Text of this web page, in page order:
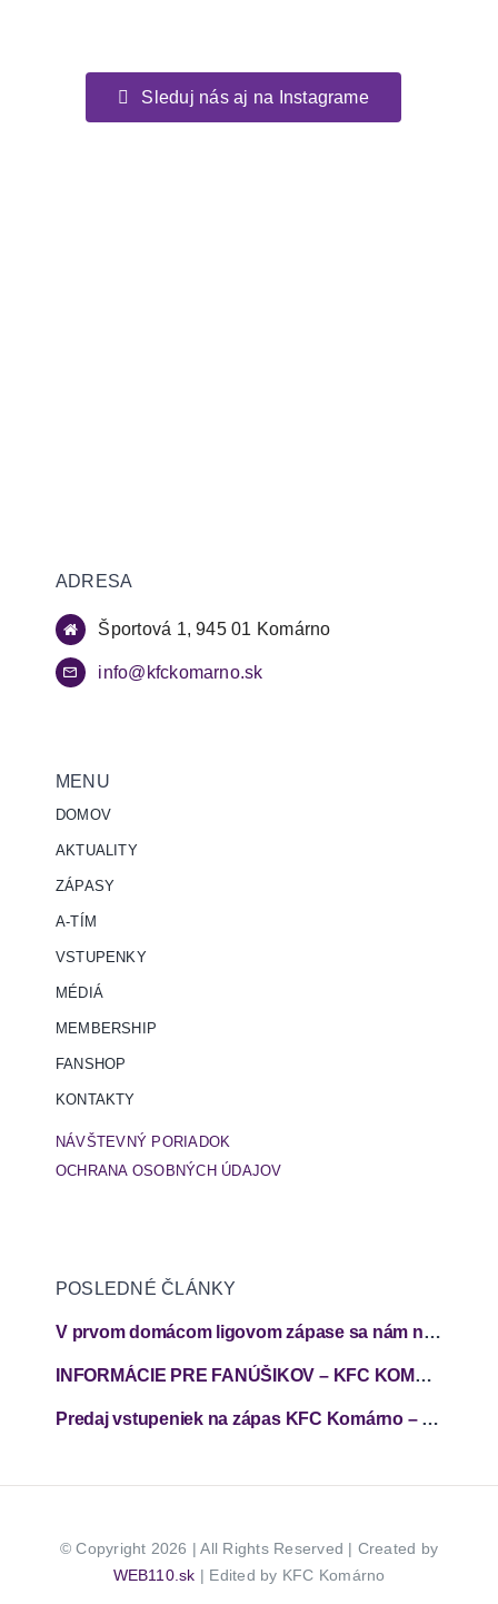
Sleduj nás aj na Instagrame
ADRESA
Športová 1, 945 01 Komárno
info@kfckomarno.sk
POSLEDNÉ ČLÁNKY
V prvom domácom ligovom zápase sa nám nepodarilo zabodovať
INFORMÁCIE PRE FANÚŠIKOV – KFC KOMÁRNO – FC SPARTAK TRNAVA
Predaj vstupeniek na zápas KFC Komárno – FC Spartak Trnava
MENU
DOMOV
AKTUALITY
ZÁPASY
A-TÍM
VSTUPENKY
MÉDIÁ
MEMBERSHIP
FANSHOP
KONTAKTY
NÁVŠTEVNÝ PORIADOK
OCHRANA OSOBNÝCH ÚDAJOV
© Copyright 2026 | All Rights Reserved | Created by
WEB110.sk | Edited by KFC Komárno